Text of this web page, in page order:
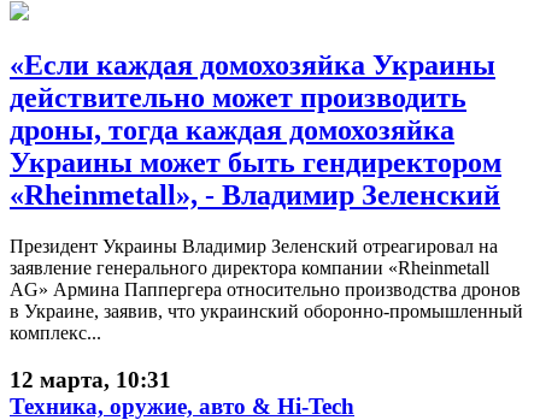
«Если каждая домохозяйка Украины
действительно может производить
дроны, тогда каждая домохозяйка
Украины может быть гендиректором
«Rheinmetall», - Владимир Зеленский
Президент Украины Владимир Зеленский отреагировал на
заявление генерального директора компании «Rheinmetall
AG» Армина Паппергера относительно производства дронов
в Украине, заявив, что украинский оборонно-промышленный
комплекс...
12 марта, 10:31
Техника, оружие, авто & Hi-Tech